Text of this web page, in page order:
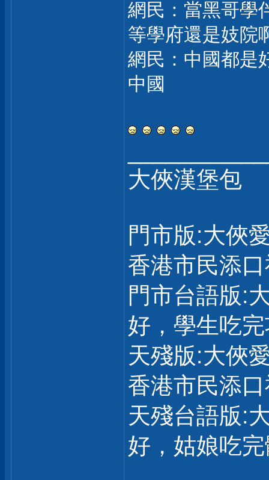
網民：當黑哥學
等學府還是妓院
網民：中國都是
中國
大俠漢堡包
門市版:大俠
香港市民添
門市台語版:
好，學生吃
天殘版:大俠
香港市民添
天殘台語版:
好，姑娘吃